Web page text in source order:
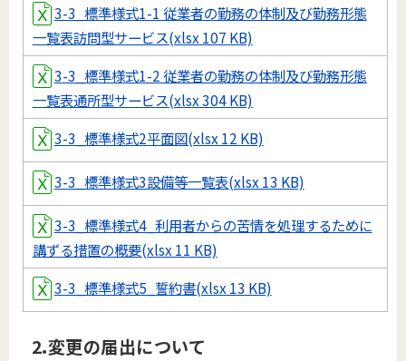
3-3_標準様式1-1 従業者の勤務の体制及び勤務形態
一覧表訪問型サービス(xlsx 107 KB)
3-3_標準様式1-2 従業者の勤務の体制及び勤務形態
一覧表通所型サービス(xlsx 304 KB)
3-3_標準様式2平面図(xlsx 12 KB)
3-3_標準様式3設備等一覧表(xlsx 13 KB)
3-3_標準様式4_利用者からの苦情を処理するために
講ずる措置の概要(xlsx 11 KB)
3-3_標準様式5_誓約書(xlsx 13 KB)
2.変更の届出について